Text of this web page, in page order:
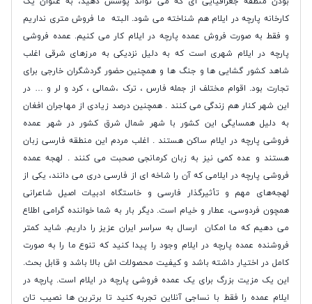
کارخانه پارچه در ایلام هم شناخته می شود. البته ما فروش متری نداریم
و فقط به صورت فروش عمده پارچه در ایلام کار می کنیم. عمده فروشی
پارچه در ایلام شهری است که به دلیل نزدیکی به مرزهای شرقی اغلب
شاهد کشور گشایی ها و جنگ ها و همچنین حضور گردشگران خارجی برای
تجارت بود. اقوام مختلف از جمله فارس ، ترک ،شمالی ، کرد و لر و … در
این شهر کنار هم زندگی می کنند . همچنین درصد زیادی از مهاجران افغان
به دلیل همسایگی این کشور با شهر شمال شرق کشور در شهر عمده
فروشی پارچه در ایلام ساکن هستند . اغلب مردم این منطقه فارسی زبان
هستند و عده کمی نیز به زبان کرمانجی صحبت می کنند . لهجه عمده
فروشی پارچه در ایلامی که آن را شاخه ای از فارسی دری می دانند، یکی از
لهجه‌های مهم و تأثیرگذار فارسی و خاستگاه ادبیات اصیل شاعرانی
همچون فردوسی، عطار و خیام است. دیگر بار به شما خواننده گرامی اطلاع
می دهیم که ما امکان ارسال به سراسر ایران عزیز را داریم. شاید کمتر
فروشنده عمده پارچه در ایلام وجود را پیدا کنید که تنوع ما را به صورت
کامل در اختیار داشته باشد و کیفیت محصولات اش بالا باشد و قابل بحث.
این یک مزیت بزرگ برای یک عمده فروشی پارچه در ایلام است. پارچه در
ایلام عمده را فقط با نساجی آنلاین تجربه کنید تا برترین ها نصیب تان